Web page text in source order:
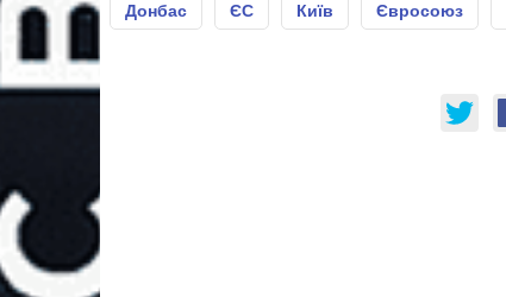
Донбас ЄС Київ Євросоюз